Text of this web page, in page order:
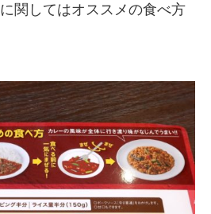
関してはオススメの食べ方